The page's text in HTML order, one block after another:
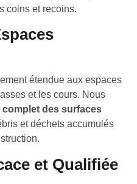
coins et recoins.
étendue aux espaces
et les cours. Nous
complet des surfaces
et déchets accumulés
et Qualifiée